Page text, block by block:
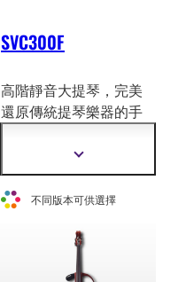
SVC300F
高階靜音大提琴，完美
還原傳統提琴樂器的手
SILENT Cello™ 的靜音
特性。
顯
示
多
訊
不同版本可供選擇